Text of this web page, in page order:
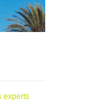
experts